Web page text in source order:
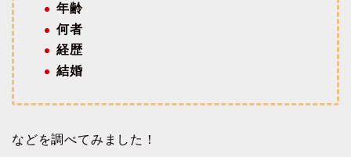
年齢
何者
経歴
結婚
などを調べてみました！